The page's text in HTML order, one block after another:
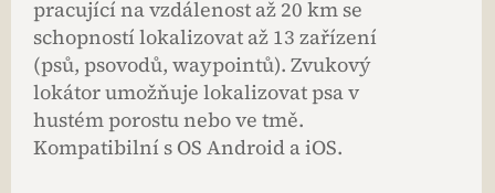
pracující na vzdálenost až 20 km se
schopností lokalizovat až 13 zařízení
(psů, psovodů, waypointů). Zvukový
lokátor umožňuje lokalizovat psa v
hustém porostu nebo ve tmě.
Kompatibilní s OS Android a iOS.